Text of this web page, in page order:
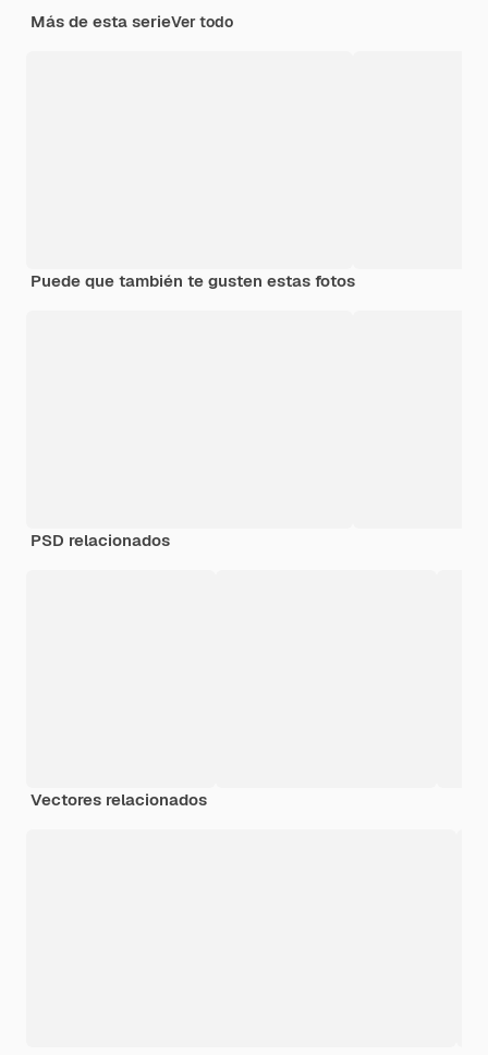
Más de esta serieVer todo
Puede que también te gusten estas fotos
PSD relacionados
Vectores relacionados